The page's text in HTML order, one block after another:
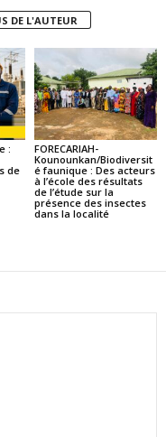
DE L'AUTEUR
:
de
FORECARIAH-
Kounounkan/Biodiversit
é faunique : Des acteurs
à l’école des résultats
de l’étude sur la
présence des insectes
dans la localité